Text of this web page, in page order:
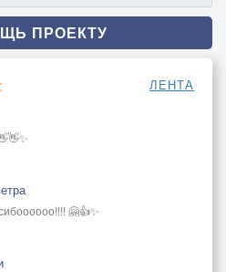
ПРОЕКТУ
ЛЕНТА
🤗👍✨